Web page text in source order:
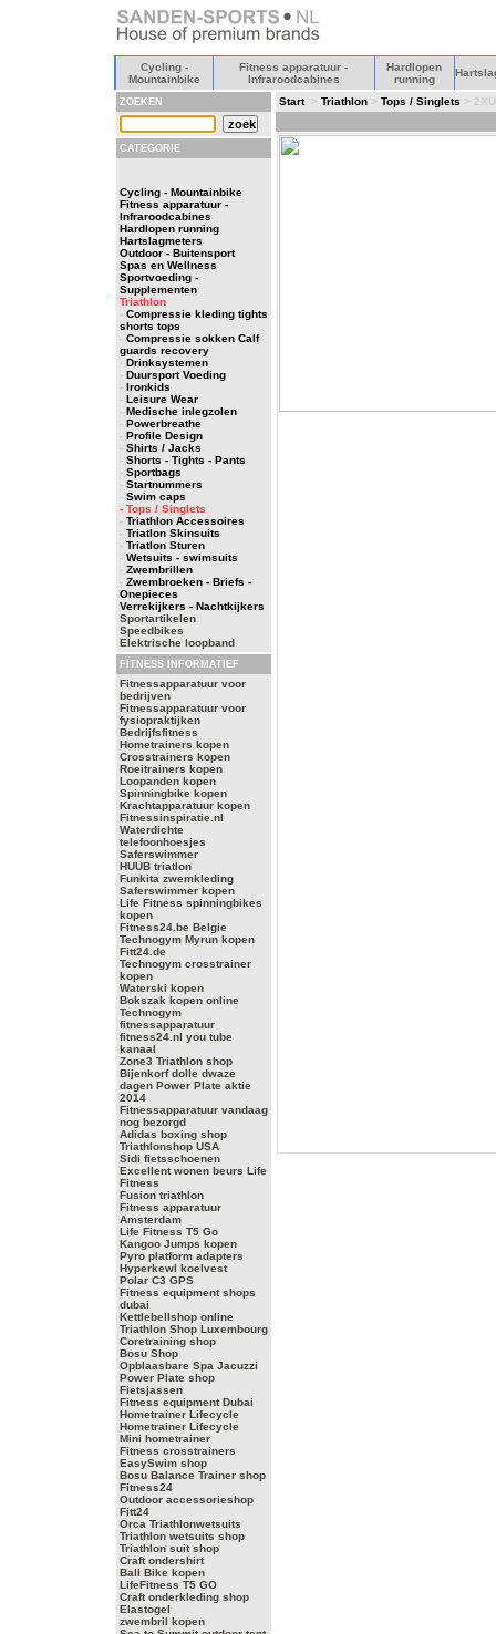
Cycling -
Mountainbike
Fitness apparatuur -
Infraroodcabines
Hardlopen
running
ZOEKEN
CATEGORIE
Cycling - Mountainbike
Fitness apparatuur -
Infraroodcabines
Hardlopen running
Hartslagmeters
Outdoor - Buitensport
Spas en Wellness
Sportvoeding -
Supplementen
Triathlon
- Compressie kleding tights
shorts tops
- Compressie sokken Calf
guards recovery
- Drinksystemen
- Duursport Voeding
- Ironkids
- Leisure Wear
- Medische inlegzolen
- Powerbreathe
- Profile Design
- Shirts / Jacks
- Shorts - Tights - Pants
- Sportbags
- Startnummers
- Swim caps
- Tops / Singlets
- Triathlon Accessoires
- Triatlon Skinsuits
- Triatlon Sturen
- Wetsuits - swimsuits
- Zwembrillen
- Zwembroeken - Briefs -
Onepieces
Verrekijkers - Nachtkijkers
Sportartikelen
Speedbikes
Elektrische loopband
FITNESS INFORMATIEF
Fitnessapparatuur voor
bedrijven
Fitnessapparatuur voor
fysiopraktijken
Bedrijfsfitness
Hometrainers kopen
Crosstrainers kopen
Roeitrainers kopen
Loopanden kopen
Spinningbike kopen
Krachtapparatuur kopen
Fitnessinspiratie.nl
Waterdichte
telefoonhoesjes
Saferswimmer
HUUB triatlon
Funkita zwemkleding
Saferswimmer kopen
Life Fitness spinningbikes
kopen
Fitness24.be Belgie
Technogym Myrun kopen
Fitt24.de
Technogym crosstrainer
kopen
Waterski kopen
Bokszak kopen online
Technogym
fitnessapparatuur
fitness24.nl you tube
kanaal
Zone3 Triathlon shop
Bijenkorf dolle dwaze
dagen Power Plate aktie
2014
Fitnessapparatuur vandaag
nog bezorgd
Adidas boxing shop
Triathlonshop USA
Sidi fietsschoenen
Excellent wonen beurs Life
Fitness
Fusion triathlon
Fitness apparatuur
Amsterdam
Life Fitness T5 Go
Kangoo Jumps kopen
Pyro platform adapters
Hyperkewl koelvest
Polar C3 GPS
Fitness equipment shops
dubai
Kettlebellshop online
Triathlon Shop Luxembourg
Coretraining shop
Bosu Shop
Opblaasbare Spa Jacuzzi
Power Plate shop
Fietsjassen
Fitness equipment Dubai
Hometrainer Lifecycle
Hometrainer Lifecycle
Mini hometrainer
Fitness crosstrainers
EasySwim shop
Bosu Balance Trainer shop
Fitness24
Outdoor accessorieshop
Fitt24
Orca Triathlonwetsuits
Triathlon wetsuits shop
Triathlon suit shop
Craft ondershirt
Ball Bike kopen
LifeFitness T5 GO
Craft onderkleding shop
Elastogel
zwembril kopen
Start> Triathlon > Tops / Singlets >